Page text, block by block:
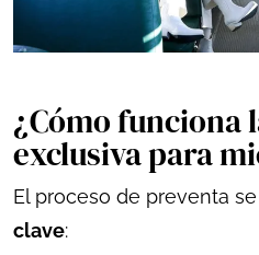
¿Cómo funciona
exclusiva para
El proceso de preventa
clave: